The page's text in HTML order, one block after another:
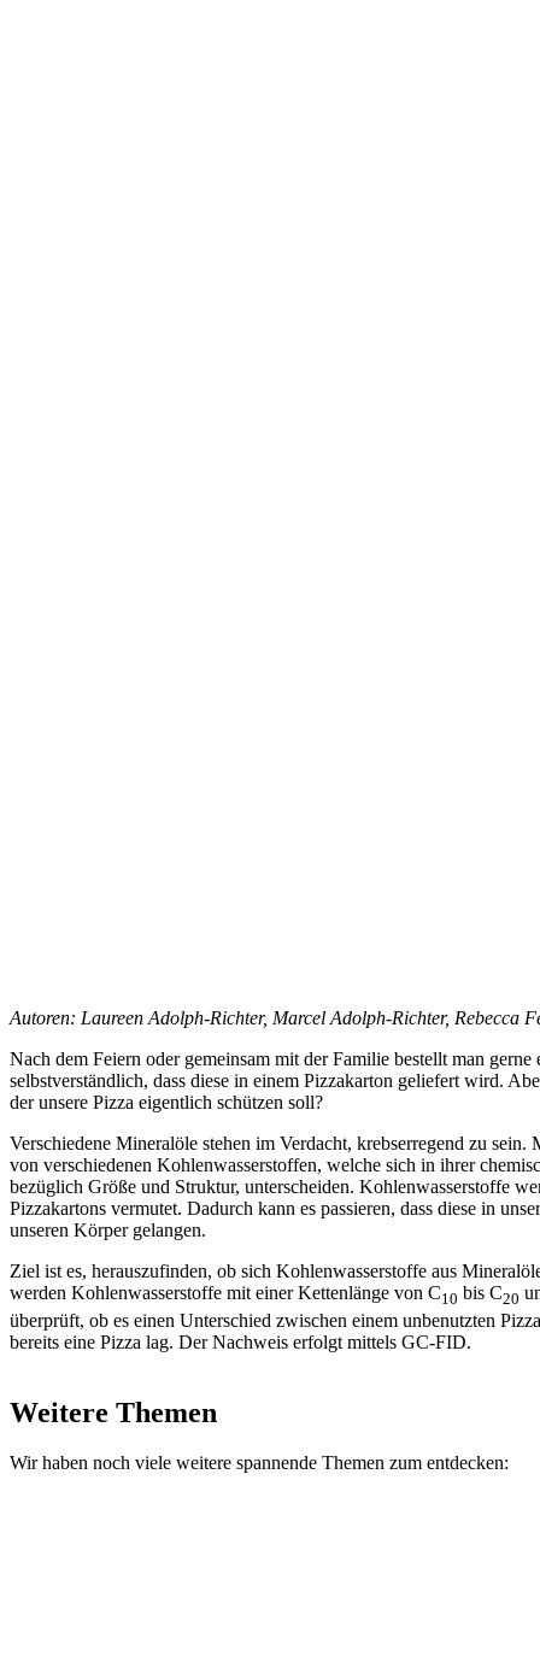
Autoren: Laureen Adolph-Richter, Marcel Adolph-Richter, Rebecca
Nach dem Feiern oder gemeinsam mit der Familie bestellt man gerne
selbstverständlich, dass diese in einem Pizzakarton geliefert wird.
der unsere Pizza eigentlich schützen soll?
Verschiedene Mineralöle stehen im Verdacht, krebserregend zu sein.
von verschiedenen Kohlenwasserstoffen, welche sich in ihrer
bezüglich Größe und Struktur, unterscheiden. Kohlenwasserstoffe
Pizzakartons vermutet. Dadurch kann es passieren, dass diese in
unseren Körper gelangen.
Ziel ist es, herauszufinden, ob sich Kohlenwasserstoffe aus
werden Kohlenwasserstoffe mit einer Kettenlänge von C10 bis C20
überprüft, ob es einen Unterschied zwischen einem unbenutzten
bereits eine Pizza lag. Der Nachweis erfolgt mittels GC-FID.
Weitere Themen
Wir haben noch viele weitere spannende Themen zum entdecken: